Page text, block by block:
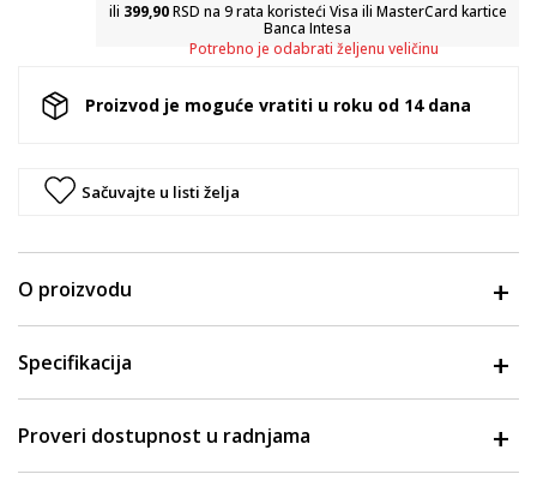
ili 399,90RSD na 9 rata koristeći Visa ili MasterCard kartice
Banca Intesa
Potrebno je odabrati željenu veličinu
Proizvod je moguće vratiti u roku od 14 dana
Sačuvajte u listi želja
O proizvodu
Specifikacija
Proveri dostupnost u radnjama